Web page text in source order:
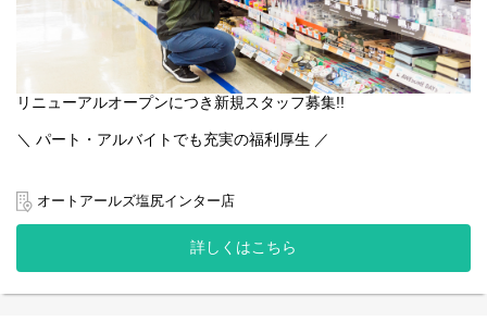
リニューアルオープンにつき新規スタッフ募集!!
＼ パート・アルバイトでも充実の福利厚生 ／
店です。商品のレジ打ちやピット作業の受付などの店内業務をお
任せします。お客様との会話も多く、人と話すことが好きな方に
えるので未経験者でも安心。
また、ベイシアグループの一員であるオートアールズは福利厚生
オートアールズ塩尻インター店
詳しくはこちら